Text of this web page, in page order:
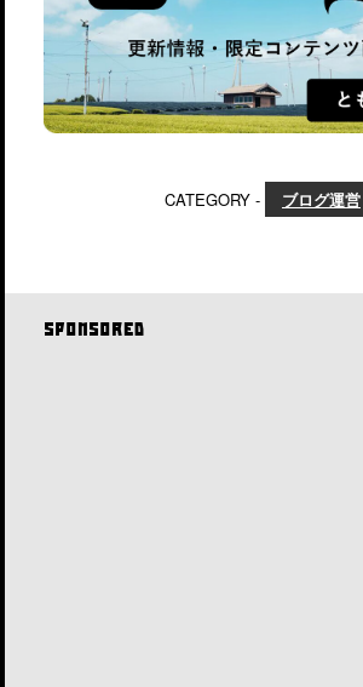
CATEGORY - ブログ運営
SPONSORED